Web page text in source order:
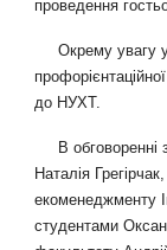
проведення
Окрему увагу
до НУХТ.
В обговоренні
Наталія
екоменеджменту
студентами